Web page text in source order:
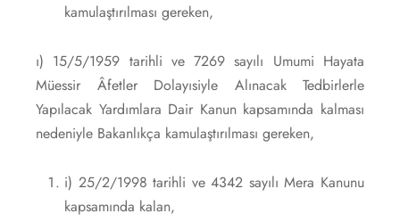
kamulaştırılması gereken,
ı) 15/5/1959 tarihli ve 7269 sayılı Umumi Hayata
Müessir Âfetler Dolayısiyle Alınacak Tedbirlerle
Yapılacak Yardımlara Dair Kanun kapsamında kalması
nedeniyle Bakanlıkça kamulaştırılması gereken,
i) 25/2/1998 tarihli ve 4342 sayılı Mera Kanunu
kapsamında kalan,